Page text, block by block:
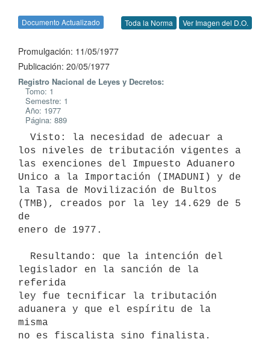
Documento Actualizado Toda la Norma Ver Imagen del D.O.
Promulgación: 11/05/1977
Publicación: 20/05/1977
Registro Nacional de Leyes y Decretos:
Tomo: 1
Semestre: 1
Año: 1977
Página: 889
los niveles de tributación vigentes a
las exenciones del Impuesto Aduanero
Unico a la Importación (IMADUNI) y de
la Tasa de Movilización de Bultos
(TMB), creados por la ley 14.629 de 5
de
enero de 1977.
legislador en la sanción de la
referida
ley fue tecnificar la tributación
aduanera y que el espíritu de la
misma
no es fiscalista sino finalista.